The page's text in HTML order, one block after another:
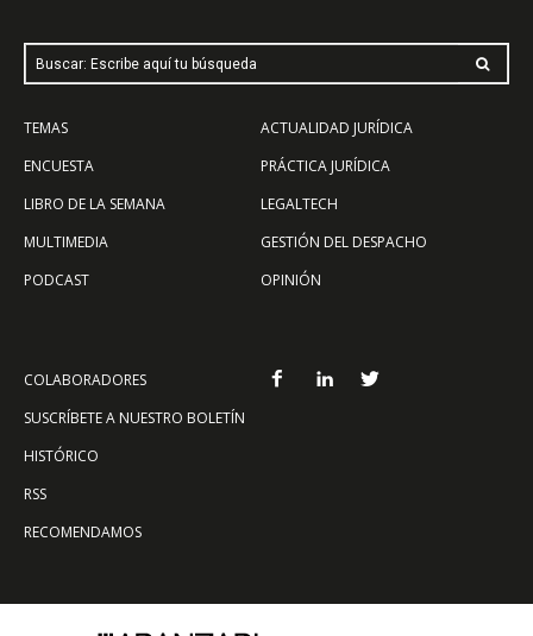
Buscar: Escribe aquí tu búsqueda
TEMAS
ENCUESTA
LIBRO DE LA SEMANA
MULTIMEDIA
PODCAST
ACTUALIDAD JURÍDICA
PRÁCTICA JURÍDICA
LEGALTECH
GESTIÓN DEL DESPACHO
OPINIÓN
COLABORADORES
SUSCRÍBETE A NUESTRO BOLETÍN
HISTÓRICO
RSS
RECOMENDAMOS